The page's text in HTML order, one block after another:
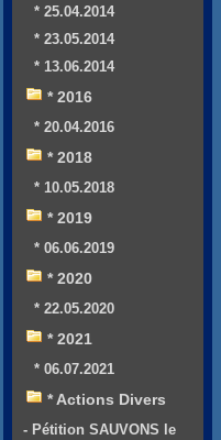
* 25.04.2014
* 23.05.2014
* 13.06.2014
* 2016
* 20.04.2016
* 2018
* 10.05.2018
* 2019
* 06.06.2019
* 2020
* 22.05.2020
* 2021
* 06.07.2021
* Actions Divers
- Pétition SAUVONS le